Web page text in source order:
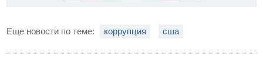
Еще новости по теме: коррупция сша